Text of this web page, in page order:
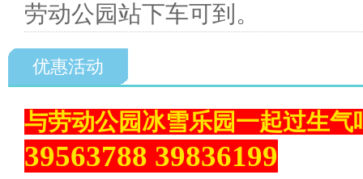
劳动公园站下车可到。
优惠活动
与劳动公园冰雪乐园一起过生
39563788 39836199